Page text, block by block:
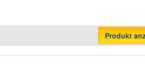
Produkt